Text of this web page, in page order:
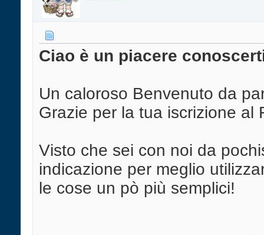
Ciao è un piacere
Un caloroso Benvenuto da
Grazie per la tua iscrizione al
Visto che sei con noi da
indicazione per meglio
le cose un pò più semplici!